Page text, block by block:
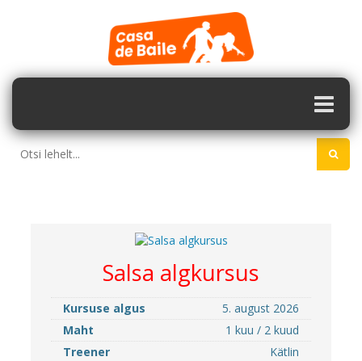
Salsa algkursus
Kursuse algus
5. august 2026
Maht
1 kuu / 2 kuud
Treener
Kätlin